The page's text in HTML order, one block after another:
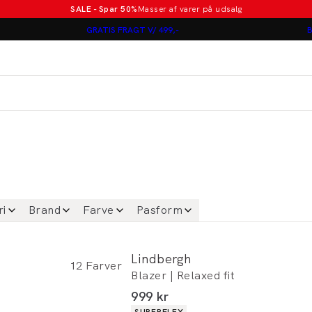
SALE - Spar 50%Masser af varer på udsalg
GRATIS FRAGT V/ 499,-Poloer i nye farver
Jakkesæt fra 1499 kr.
Lindbergh
Brand Farve Pasform
12 Farver Lindbergh
Blazer | Relaxed fit
I alt (inkl. rabat)
999 kr